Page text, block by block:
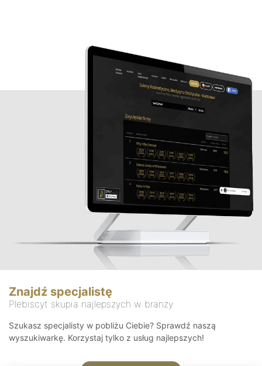
Znajdź specjalistę
Plebiscyt skupia najlepszych w branży
Szukasz specjalisty w pobliżu Ciebie? Sprawdź naszą
wyszukiwarkę. Korzystaj tylko z usług najlepszych!